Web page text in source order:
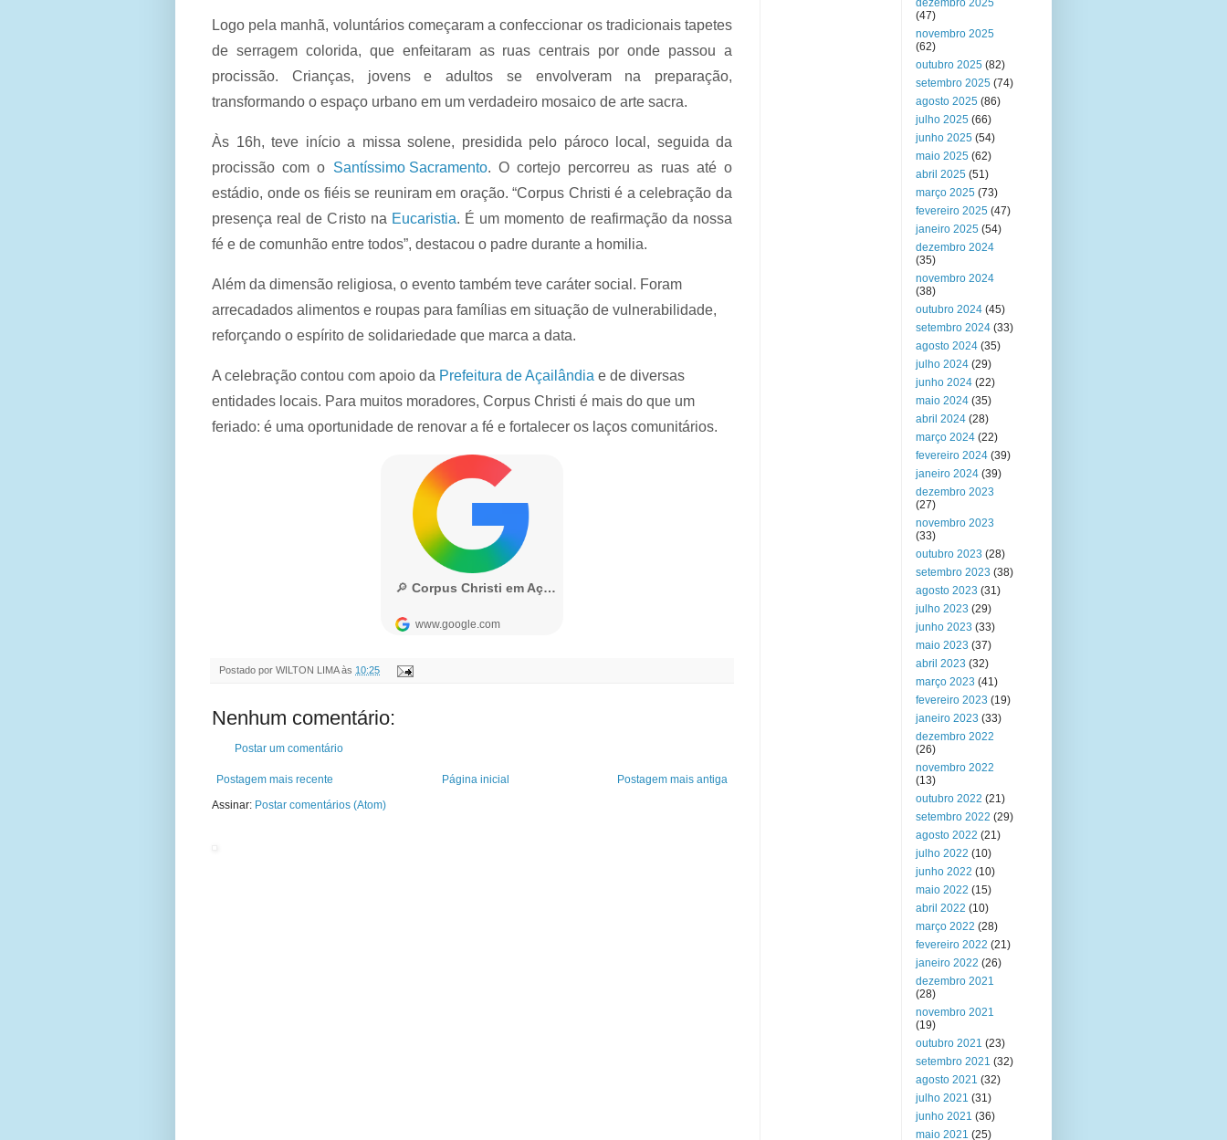
Logo pela manhã, voluntários começaram a confeccionar os tradicionais tapetes
de serragem colorida, que enfeitaram as ruas centrais por onde passou a
procissão. Crianças, jovens e adultos se envolveram na preparação,
transformando o espaço urbano em um verdadeiro mosaico de arte sacra.
Às 16h, teve início a missa solene, presidida pelo pároco local, seguida da
procissão com o Santíssimo Sacramento. O cortejo percorreu as ruas até o
estádio, onde os fiéis se reuniram em oração. “Corpus Christi é a celebração da
presença real de Cristo na Eucaristia. É um momento de reafirmação da nossa
fé e de comunhão entre todos”, destacou o padre durante a homilia.
Além da dimensão religiosa, o evento também teve caráter social. Foram
arrecadados alimentos e roupas para famílias em situação de vulnerabilidade,
reforçando o espírito de solidariedade que marca a data.
A celebração contou com apoio da Prefeitura de Açailândia e de diversas
entidades locais. Para muitos moradores, Corpus Christi é mais do que um
feriado: é uma oportunidade de renovar a fé e fortalecer os laços comunitários.
Postado por WILTON LIMA às 10:25
Nenhum comentário:
Postar um comentário
Postagem mais recente Postagem mais antiga
Página inicial
Assinar: Postar comentários (Atom)
dezembro 2025
(47)
novembro 2025
(62)
outubro 2025 (82)
setembro 2025 (74)
agosto 2025 (86)
julho 2025 (66)
junho 2025 (54)
maio 2025 (62)
abril 2025 (51)
março 2025 (73)
fevereiro 2025 (47)
janeiro 2025 (54)
dezembro 2024
(35)
novembro 2024
(38)
outubro 2024 (45)
setembro 2024 (33)
agosto 2024 (35)
julho 2024 (29)
junho 2024 (22)
maio 2024 (35)
abril 2024 (28)
março 2024 (22)
fevereiro 2024 (39)
janeiro 2024 (39)
dezembro 2023
(27)
novembro 2023
(33)
outubro 2023 (28)
setembro 2023 (38)
agosto 2023 (31)
julho 2023 (29)
junho 2023 (33)
maio 2023 (37)
abril 2023 (32)
março 2023 (41)
fevereiro 2023 (19)
janeiro 2023 (33)
dezembro 2022
(26)
novembro 2022
(13)
outubro 2022 (21)
setembro 2022 (29)
agosto 2022 (21)
julho 2022 (10)
junho 2022 (10)
maio 2022 (15)
abril 2022 (10)
março 2022 (28)
fevereiro 2022 (21)
janeiro 2022 (26)
dezembro 2021
(28)
novembro 2021
(19)
outubro 2021 (23)
setembro 2021 (32)
agosto 2021 (32)
julho 2021 (31)
junho 2021 (36)
maio 2021 (25)